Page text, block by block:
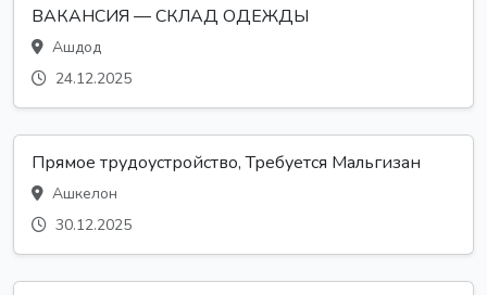
ВАКАНСИЯ — СКЛАД ОДЕЖДЫ
Ашдод
24.12.2025
Прямое трудоустройство, Требуется Мальгизан
Ашкелон
30.12.2025